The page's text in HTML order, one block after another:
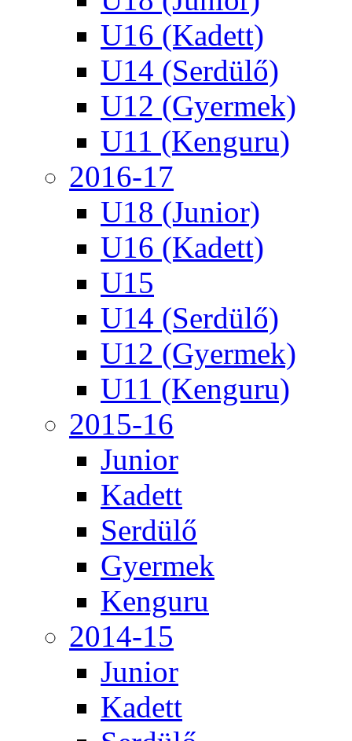
U16 (Kadett)
U14 (Serdülő)
U12 (Gyermek)
U11 (Kenguru)
2016-17
U18 (Junior)
U16 (Kadett)
U15
U14 (Serdülő)
U12 (Gyermek)
U11 (Kenguru)
2015-16
Junior
Kadett
Serdülő
Gyermek
Kenguru
2014-15
Junior
Kadett